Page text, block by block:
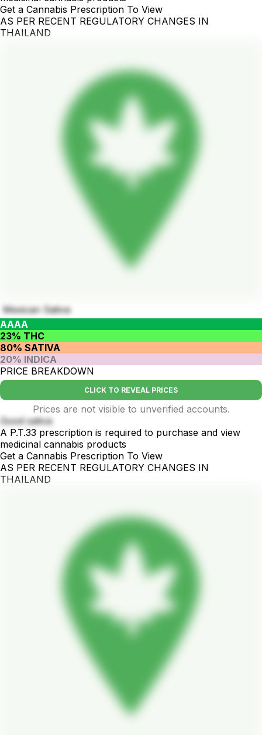
Get a Cannabis Prescription To View
AS PER RECENT REGULATORY CHANGES IN
THAILAND
Mexican Sativa
AAAA
23% THC
80% SATIVA
20% INDICA
PRICE BREAKDOWN
CLICK TO REVEAL PRICES
Prices are not visible to unverified accounts.
Good sativa
A P.T.33 prescription is required to purchase and view
medicinal cannabis products
Get a Cannabis Prescription To View
AS PER RECENT REGULATORY CHANGES IN
THAILAND